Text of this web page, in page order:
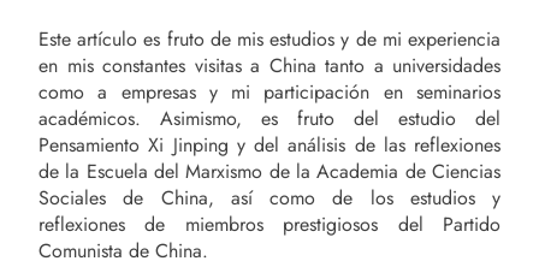
Este artículo es fruto de mis estudios y de mi experiencia
en mis constantes visitas a China tanto a universidades
como a empresas y mi participación en seminarios
académicos. Asimismo, es fruto del estudio del
Pensamiento Xi Jinping y del análisis de las reflexiones
de la Escuela del Marxismo de la Academia de Ciencias
Sociales de China, así como de los estudios y
reflexiones de miembros prestigiosos del Partido
Comunista de China.